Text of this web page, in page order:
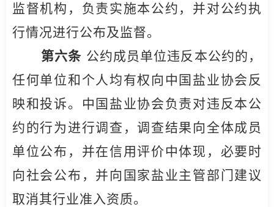
监督机构，负责实施本公约，并对公约执
行情况进行公布及监督。
第六条 公约成员单位违反本公约的，
任何单位和个人均有权向中国盐业协会反
映和投诉。中国盐业协会负责对违反本公
约的行为进行调查，调查结果向全体成员
单位公布，并在信用评价中体现，必要时
向社会公布，并向国家盐业主管部门建议
取消其行业准入资质。